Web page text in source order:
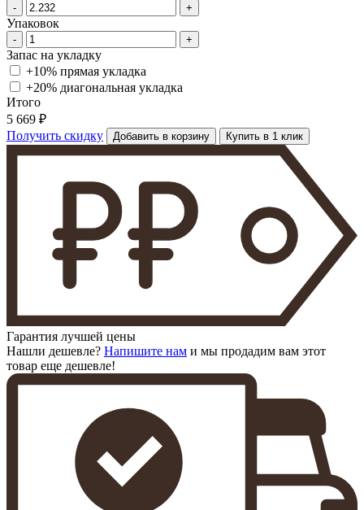
-
+
Упаковок
- +
Запас на укладку
+10% прямая укладка
+20% диагональная укладка
Итого
5 669 ₽
Получить скидку
Добавить в корзину Купить в 1 клик
Гарантия лучшей цены
Нашли дешевле? Напишите нам и мы продадим вам этот
товар еще дешевле!